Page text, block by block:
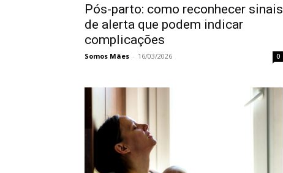
Pós-parto: como reconhecer sinais
de alerta que podem indicar
complicações
Somos Mães - 16/03/2026 0